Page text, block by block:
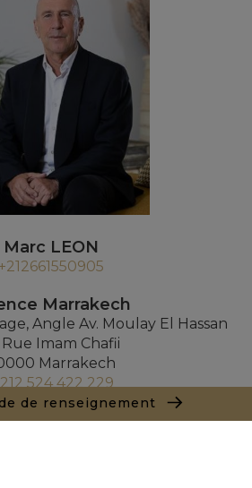
de renseignement
Marc LEON
+212661550905
Marrakech
Angle Av. Moulay El Hassan
Imam Chafii
Marrakech
524 422 229